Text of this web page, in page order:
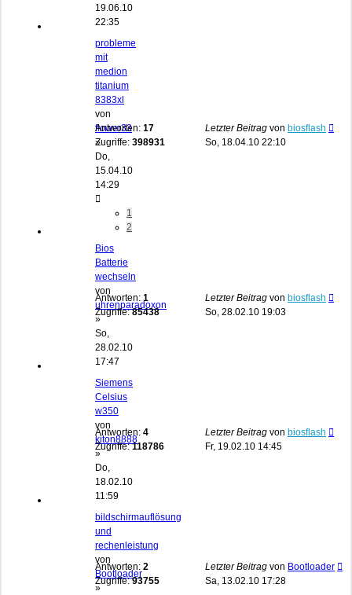
19.06.10
22:35
probleme
mit
medion
titanium
8383xl
von
flower33
»
Do,
15.04.10
14:29
1
2
Antworten: 17
Zugriffe: 398931
Letzter Beitrag von biosflash
So, 18.04.10 22:10
Bios
Batterie
wechseln
von
uhrenparadoxon
»
So,
28.02.10
17:47
Antworten: 1
Zugriffe:85438
Letzter Beitrag von biosflash
So, 28.02.10 19:03
Siemens
Celsius
w350
von
kiton8888
»
Do,
18.02.10
11:59
Antworten: 4
Zugriffe:118786
Letzter Beitrag von biosflash
Fr, 19.02.10 14:45
bildschirmauflösung
und
rechenleistung
von
Bootloader
»
Antworten: 2
Zugriffe:93755
Letzter Beitrag von Bootloader
Sa, 13.02.10 17:28